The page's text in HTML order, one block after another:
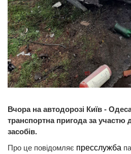
Вчора на автодорозі Київ -
транспортна пригода за участю
засобів.
Про це повідомляє пресслужба